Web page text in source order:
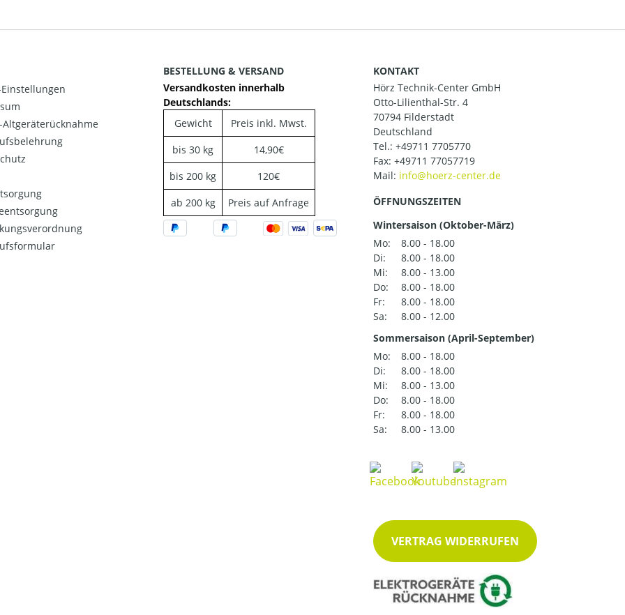
Einstellungen
Altgeräterücknahme
BESTELLUNG & VERSAND
Versandkosten innerhalb
Deutschlands:
Gewicht
Preis inkl. Mwst.
bis 30 kg
14,90€
bis 200 kg
120€
ab 200 kg
Preis auf Anfrage
KONTAKT
Hörz Technik-Center GmbH
Otto-Lilienthal-Str. 4
70794 Filderstadt
Deutschland
Tel.: +49711 7705770
Fax: +49711 77057719
Mail:
ÖFFNUNGSZEITEN
Wintersaison (Oktober-März)
Mo:
8.00 - 18.00
Di:
8.00 - 18.00
Mi:
8.00 - 13.00
Do:
8.00 - 18.00
Fr:
8.00 - 18.00
Sa:
8.00 - 12.00
Sommersaison (April-September)
Mo:
8.00 - 18.00
Di:
8.00 - 18.00
Mi:
8.00 - 13.00
Do:
8.00 - 18.00
Fr:
8.00 - 18.00
Sa:
8.00 - 13.00
VERTRAG WIDERRUFEN